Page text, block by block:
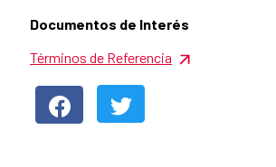
Documentos de Interés
Términos de Referencia